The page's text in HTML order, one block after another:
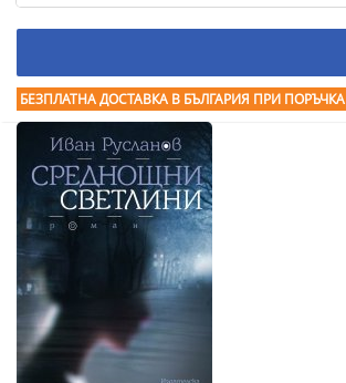
БЕЗПЛАТНА ДОСТАВКА В БЪЛГАРИЯ ПРИ ПОРЪЧКА